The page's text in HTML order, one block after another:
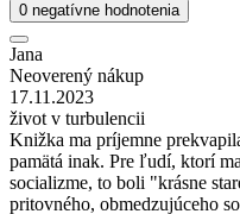
0 negatívne hodnotenia
Jana
Neoverený nákup
17.11.2023
život v turbulencii
Knižka ma príjemne
pamätá inak. Pre ľudí, ktorí
socializme, to boli "krásne
pritovného, obmedzujúceho